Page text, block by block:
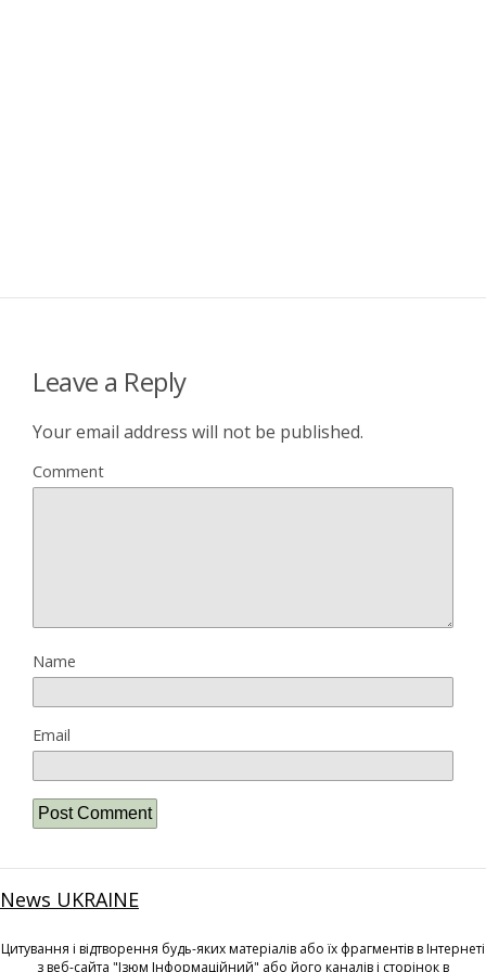
Leave a Reply
Your email address will not be published.
Comment
Name
Email
News UKRAINE
Цитування і відтворення будь-яких матеріалів або їх фрагментів в Інтернеті
з веб-сайта "Ізюм Інформаційний" або його каналів і сторінок в